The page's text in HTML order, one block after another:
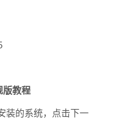
版教程
装的系统，点击下一